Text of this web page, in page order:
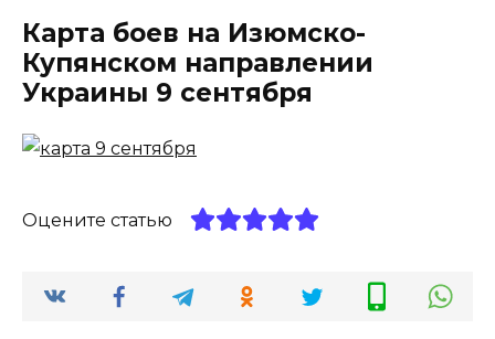
Карта боев на Изюмско-
Купянском направлении
Украины 9 сентября
Оцените статью